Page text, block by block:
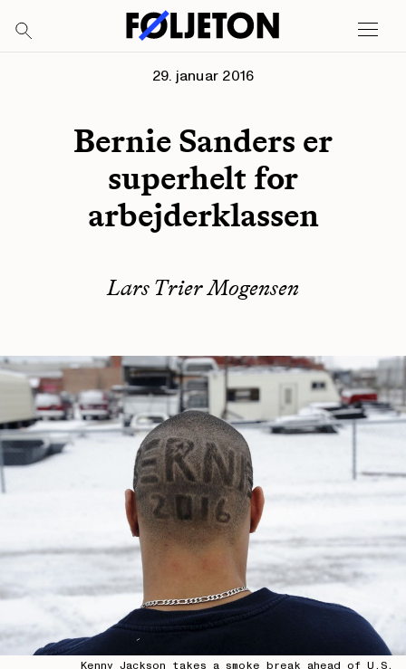
29. januar 2016
Bernie Sanders er
superhelt for
arbejderklassen
Lars Trier Mogensen
Kenny Jackson takes a smoke break ahead of U.S.